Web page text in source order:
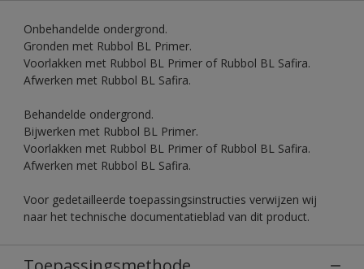
Onbehandelde ondergrond.
Gronden met Rubbol BL Primer.
Voorlakken met Rubbol BL Primer of Rubbol BL Safira.
Afwerken met Rubbol BL Safira.
Behandelde ondergrond.
Bijwerken met Rubbol BL Primer.
Voorlakken met Rubbol BL Primer of Rubbol BL Safira.
Afwerken met Rubbol BL Safira.
Voor gedetailleerde toepassingsinstructies verwijzen wij
naar het technische documentatieblad van dit product.